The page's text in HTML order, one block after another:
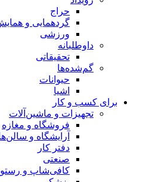
گردهمایی و همایش
ورزشی
داوطلبانه
تحقیقاتی
گم‌شده‌ها
حیوانات
کسب و کار
تجهیزات و ماشین‌آلات
فروشگاه و مغازه
آرایشگاه و سالن‌های زیبایی
دفتر کار
صنعتی
کافی‌شاپ و رستوران